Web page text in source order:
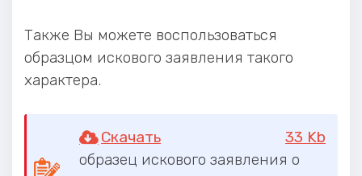
Также Вы можете воспользоваться
образцом искового заявления такого
характера.
Скачать
33 Kb
образец искового заявления о